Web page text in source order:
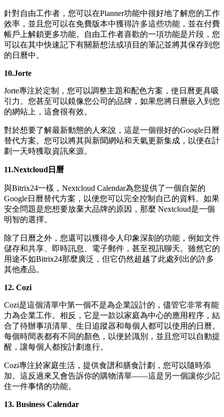
針對自由工作者，您可以在Planner功能中很好地了解您的工作
效率，並且您可以在免費版本中獲得許多這些功能，並在付費
帳戶上解鎖更多功能。自由工作者喜歡的一項功能是片段，您
可以在其中快速記下有關新想法或項目的筆記並將其保存到您
的日曆中。
10.Jorte
Jorte專注於定制，您可以調整主題和配色方案，使日曆更具吸
引力。您甚至可以鏡像您公司的品牌，如果您將日曆嵌入到您
的網站上，這會很有效。
對於想要了解最新動態的人來說，這是一個很好的Google日曆
替代方案。您可以將其與新聞網站和天氣更新集成，以便在計
劃一天時獲取資訊來源。
11.Nextcloud日曆
與Bitrix24一樣，Nextcloud Calendar為您提供了一個自架的
Google日曆替代方案，以便您可以完全控制自己的資料。如果
安全問題是您想要放棄大品牌的原因，那麼 Nextcloud是一個
明智的選擇。
除了日曆之外，您還可以獲得令人印象深刻的功能，例如文件
儲存和共享、即時訊息、電子郵件，甚至視訊聊天。雖然它的
用途不如Bitrix24那麼廣泛，但它仍然超越了此處列出的許多
其他產品。
12. Cozi
Cozi是這個清單中第一個不是為企業設計的，儘管它非常有能
力為企業工作。相反，它是一款以家庭為中心的應用程序，結
合了待辦事項清單、生日追蹤器和每個人都可以使用的日曆。
每個時間表都有不同的顏色，以便於識別，並且您可以自動提
醒，讓每個人都按計劃進行。
Cozi專注於家庭生活，提供食譜和膳食計劃，您可以隨時添
加。這反過來又會告訴你的購物清單——這是另一個讓你少記
住一件事情的功能。
13. Business Calendar